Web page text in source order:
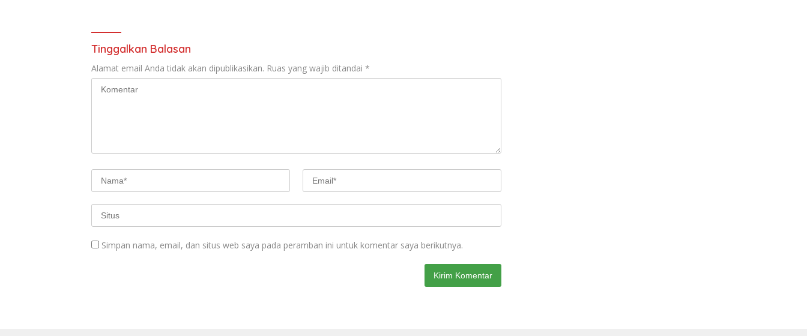
Tinggalkan Balasan
Alamat email Anda tidak akan dipublikasikan. Ruas yang wajib ditandai *
Simpan nama, email, dan situs web saya pada peramban ini untuk komentar saya berikutnya.